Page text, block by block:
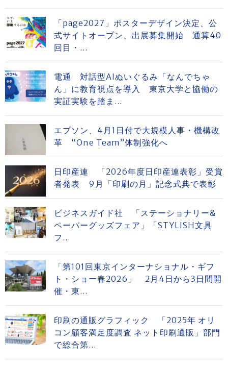
「page2027」ポスターデザイン決定、公
式サイトオープン、出展募集開始 通算40
回目・...
電通 対話型AIぬいぐるみ「なんでちゃ
ん」に教育視点を導入 東京大学と協働の
実証実験を踏ま...
エプソン、4月1日付で大規模人事・機構改
革 “One Team”体制強化へ
日印産連 「2026年度日印産連表彰」受賞
者発表 9月「印刷の月」記念式典で表彰
ビジネスガイド社 「ステーショナリー&
ペーパーグッズフェア」「STYLISH文具
フ...
「第101回東京インターナショナル・ギフ
ト・ショー春2026」 2月4日から3日間開
催・東...
印刷の通販グラフィック 「2025年 オリ
コン顧客満足度調査 ネット印刷通販」部門
で総合第...